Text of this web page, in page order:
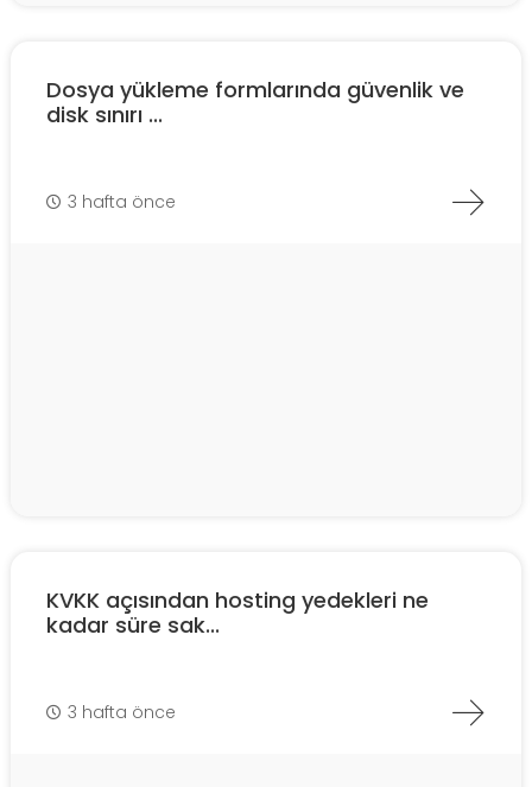
Dosya yükleme formlarında güvenlik ve
disk sınırı ...
3 hafta önce
KVKK açısından hosting yedekleri ne
kadar süre sak...
3 hafta önce